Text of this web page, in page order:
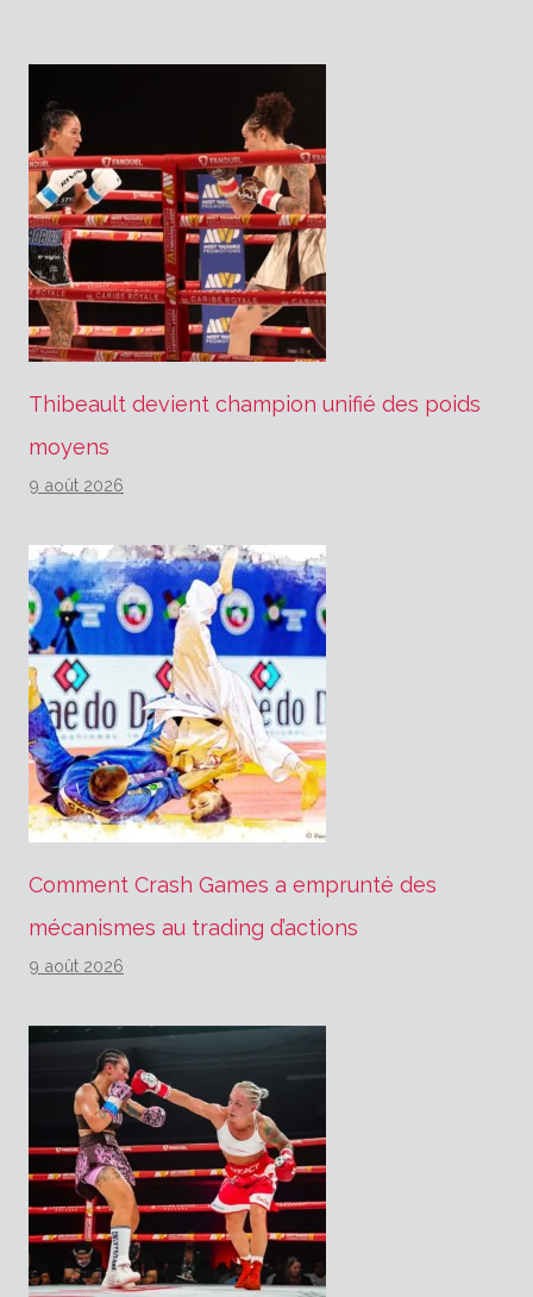
l’article
Thibeault devient champion unifié des poids
moyens
9 août 2026
Comment Crash Games a emprunté des
mécanismes au trading d’actions
9 août 2026